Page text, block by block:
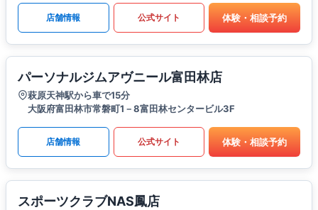
店舗情報 公式サイト 体験・相談予約
パーソナルジムアヴニール富田林店
萩原天神駅から車で15分
大阪府富田林市常磐町1－8富田林センタービル3F
店舗情報 公式サイト 体験・相談予約
スポーツクラブNAS鳳店